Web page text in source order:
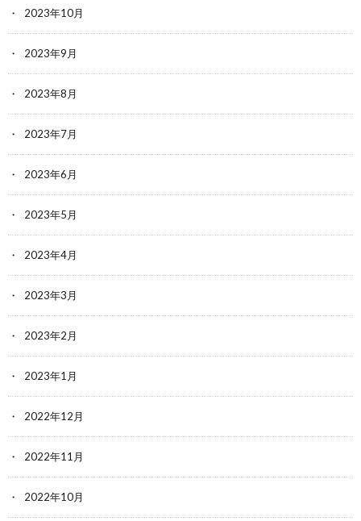
2023年10月
2023年9月
2023年8月
2023年7月
2023年6月
2023年5月
2023年4月
2023年3月
2023年2月
2023年1月
2022年12月
2022年11月
2022年10月